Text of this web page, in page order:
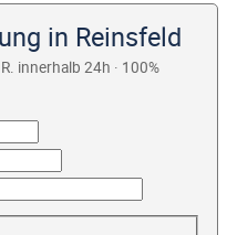
in Reinsfeld
innerhalb 24h · 100%